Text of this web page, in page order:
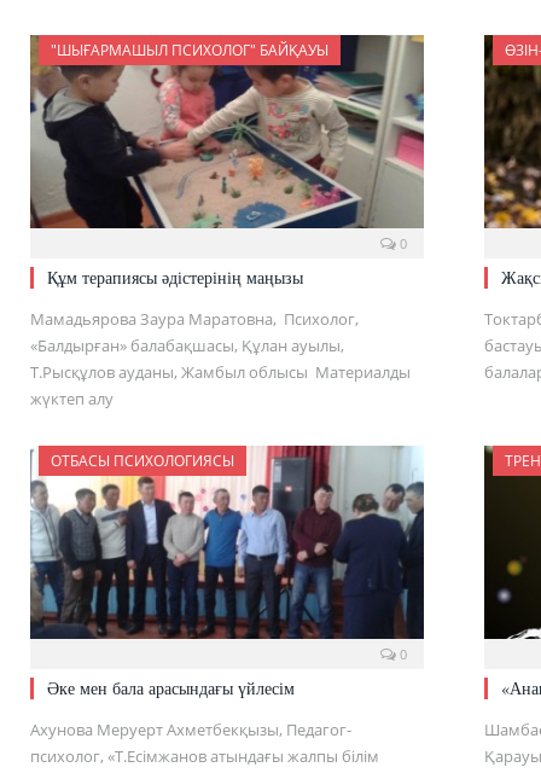
"ШЫҒАРМАШЫЛ ПСИХОЛОГ" БАЙҚАУЫ
0
Құм терапиясы әдістерінің маңызы
Мамадьярова Заура Маратовна, Психолог,
«Балдырған» балабақшасы, Құлан ауылы,
Т.Рысқұлов ауданы, Жамбыл облысы Материалды
жүктеп алу
ОТБАСЫ ПСИХОЛОГИЯСЫ
0
Әке мен бала арасындағы үйлесім
Ахунова Меруерт Ахметбекқызы, Педагог-
психолог, «Т.Есімжанов атындағы жалпы білім